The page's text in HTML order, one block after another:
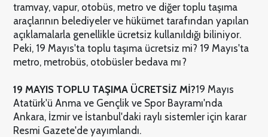
tramvay, vapur, otobüs, metro ve diğer toplu taşıma
araçlarının belediyeler ve hükümet tarafından yapılan
açıklamalarla genellikle ücretsiz kullanıldığı biliniyor.
Peki, 19 Mayıs'ta toplu taşıma ücretsiz mi? 19 Mayıs'ta
metro, metrobüs, otobüsler bedava mı?
19 MAYIS TOPLU TAŞIMA ÜCRETSİZ Mİ?19 Mayıs
Atatürk'ü Anma ve Gençlik ve Spor Bayramı'nda
Ankara, İzmir ve İstanbul'daki raylı sistemler için karar
Resmi Gazete'de yayımlandı.